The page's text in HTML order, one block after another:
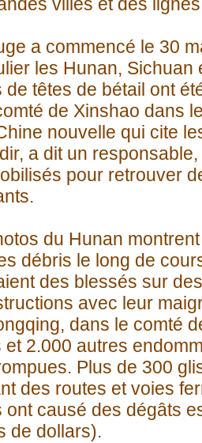
villes et des
a commencé le 30
les Hunan,
de têtes de bétail ont
de Xinshao dans
nouvelle qui cite
a dit un
pour retrouver
du Hunan
débris le long de
des blessés sur
avec leur
dans le comté
et 2.000 autres
Plus de 300
des routes et voies
ont causé des dégâts
de dollars).